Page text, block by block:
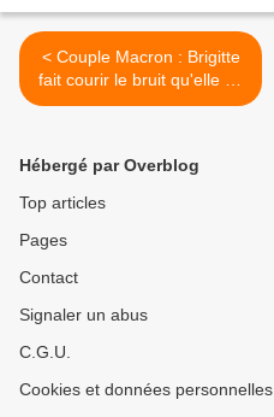
< Couple Macron : Brigitte
fait courir le bruit qu'elle se
présenterait, comme
Hébergé par Overblog
Top articles
Pages
Contact
Signaler un abus
C.G.U.
Cookies et données personnelles